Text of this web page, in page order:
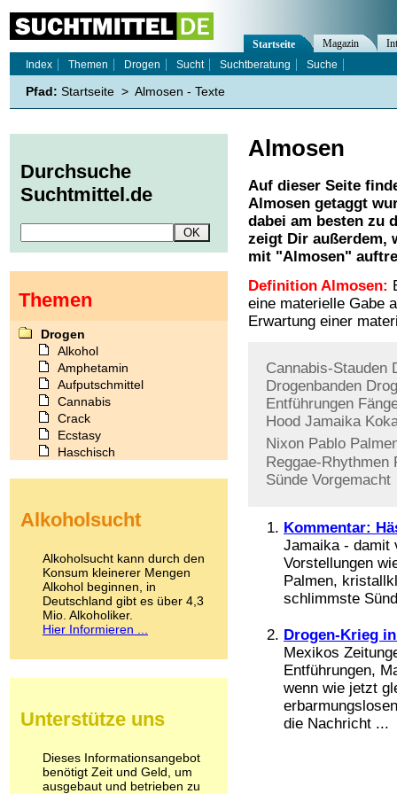
Almosen
Auf dieser Seite
Almosen getaggt
dabei am besten zu
zeigt Dir außerdem,
mit "Almosen"
Definition Almosen:
eine materielle Gabe
Erwartung einer
Cannabis-Stauden
Drogenbanden
Entführungen
Hood Jamaika
Nixon Pablo
Reggae-Rhythmen
Sünde Vorgemacht
Kommentar:
Jamaika - damit
Vorstellungen
Palmen,
schlimmste
Drogen-Krieg
Mexikos
Entführungen,
wenn wie jetzt
die Nachricht ...
Startseite Magazin
Index
Themen Drogen Sucht Suchtberatung Suche
Pfad: Startseite > Almosen - Texte
Durchsuche
Suchtmittel.de
Themen
Drogen
Alkohol
Amphetamin
Aufputschmittel
Cannabis
Crack
Ecstasy
Haschisch
Kokain
LSD
Marihuana
Medikamente
Meskalin
Metamphetamin
Methadon
Pilze
Psychopharmaka
Schlafmittel
Schmerzmittel
Alkoholsucht
Alkoholsucht kann durch den
Konsum kleinerer Mengen
Alkohol beginnen, in
Deutschland gibt es über 4,3
Mio. Alkoholiker.
Hier Informieren ...
Unterstütze uns
Dieses Informationsangebot
benötigt Zeit und Geld, um
ausgebaut und betrieben zu